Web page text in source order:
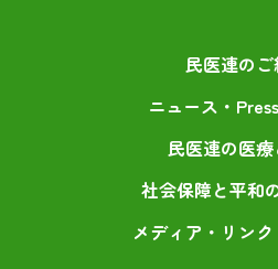
民医連の
ニュース・
民医連の医
社会保障と平和
メディア・リン